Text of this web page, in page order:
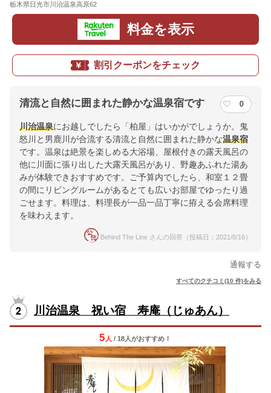
栃木県日光市川治温泉高原62
料金を表示
割引クーポンをチェック
清流と自然に囲まれた静かな温泉宿です 0
川治温泉にお越しでしたら「柏屋」はいかがでしょうか。鬼
怒川と男鹿川が合流する清流と自然に囲まれた静かな温泉宿
です。温泉は絶景を楽しめる大浴場、屋根付きの露天風呂の
他に川面に張り出した大露天風呂があり、野趣あふれた湯あ
みが体験できおすすめです。ご予算内でしたら、和室１２畳
の間にリビングルームがあるとても広いお部屋でゆったり過
ごせます。料理は、料理長が一品一品丁寧に拵える会席料理
を味わえます。
Behind The Line さんの回答（投稿日：2021/8/16）
通報する
すべてのクチコミ(10 件)をみる
川治温泉 祝い宿 寿庵（じゅあん）
5 人 / 18人がおすすめ！